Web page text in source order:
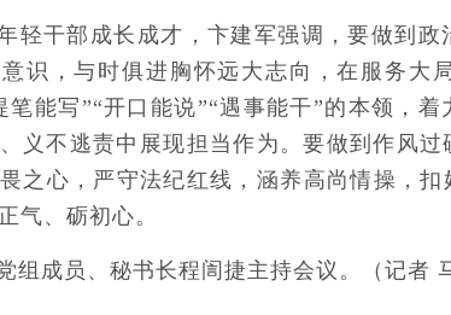
轻干部成长成才，卞建军强调，要做到
识，与时俱进胸怀远大志向，在服务大
笔能写”“开口能说”“遇事能干”的本领，
义不逃责中展现担当作为。要做到作风
之心，严守法纪红线，涵养高尚情操，
气、砺初心。
组成员、秘书长程訚捷主持会议。（记者